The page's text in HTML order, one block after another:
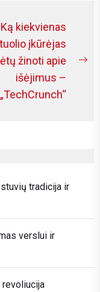
Ką kiekvienas
įkūrėjas
žinoti apie
išėjimus –
„TechCrunch“
tradicija ir
verslui ir